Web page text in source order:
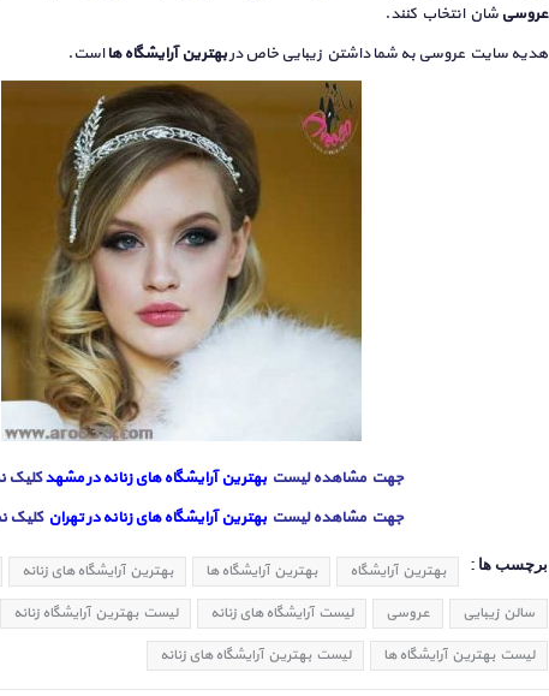
عروسی شان انتخاب کنند.
هدیه سایت عروسی به شما داشتن زیبایی خاص دربهترین آرایشگاه هااست.
جهت مشاهده لیست بهترین آرایشگاه های زنانه در مشهدکلیک
جهت مشاهده لیستبهترین آرایشگاه های زنانه در تهران کلیک
برچسب ها : بهترین آرایشگاه بهترین آرایشگاه ها بهترین آرایشگاه های زنانه
سالن زیبایی
عروسی لیست آرایشگاه های زنانه
لیست بهترین آرایشگاه زنانه
لیست بهترین آرایشگاه ها
لیست بهترین آرایشگاه های زنانه